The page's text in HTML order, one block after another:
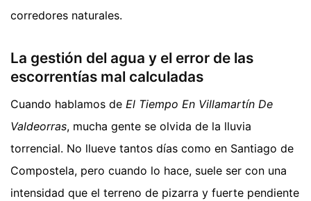
corredores naturales.
La gestión del agua y el error de las
escorrentías mal calculadas
Cuando hablamos de El Tiempo En Villamartín De
Valdeorras, mucha gente se olvida de la lluvia
torrencial. No llueve tantos días como en Santiago de
Compostela, pero cuando lo hace, suele ser con una
intensidad que el terreno de pizarra y fuerte pendiente